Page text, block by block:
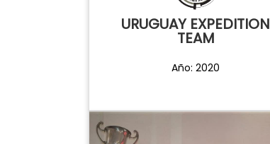
URUGUAY EXPEDITION
TEAM
Año: 2020